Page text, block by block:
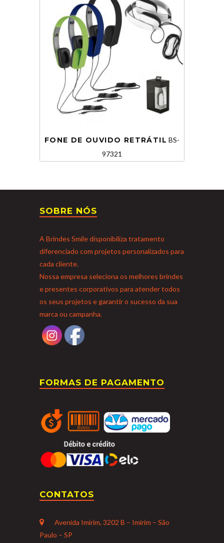
FONE DE OUVIDO RETRÁTIL BS-
97321
SOBRE NÓS
A Brindes Smile disponibiliza tratamento
diferenciado com projetos personalizados para
cada cliente.
Nossa empresa seleciona os melhores brindes
e presentes corporativos para atender todos
os seus projetos e garantir o sucesso da sua
marca ou campanha.
FORMAS DE PAGAMENTO
CONTATOS
Avenida Imirim, 3202 B – Imirim – São
Paulo – SP